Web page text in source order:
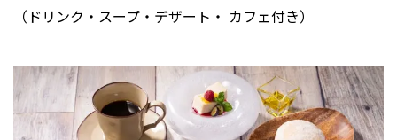
（ドリンク・スープ・デザート・ カフェ付き）